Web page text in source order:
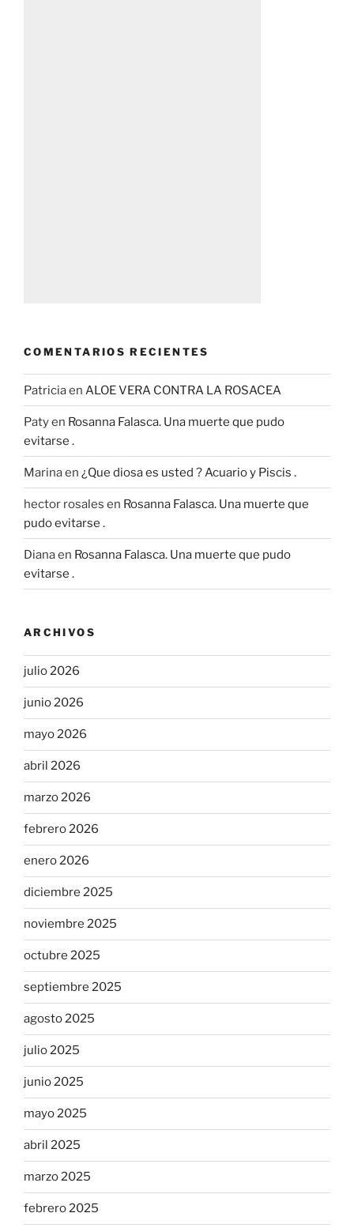
COMENTARIOS RECIENTES
Patriciaen ALOE VERA CONTRA LA ROSACEA
Patyen Rosanna Falasca. Una muerte que pudo
evitarse .
Marinaen ¿Que diosa es usted ? Acuario y Piscis .
hector rosales en Rosanna Falasca. Una muerte que
pudo evitarse .
Dianaen Rosanna Falasca. Una muerte que pudo
evitarse .
ARCHIVOS
julio 2026
junio 2026
mayo 2026
abril 2026
marzo 2026
febrero 2026
enero 2026
diciembre 2025
noviembre 2025
octubre 2025
septiembre 2025
agosto 2025
julio 2025
junio 2025
mayo 2025
abril 2025
marzo 2025
febrero 2025